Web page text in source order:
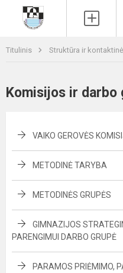
Titulinis Struktūra ir
Komisijos ir
VAIKO GEROVĖS
METODINĖ TARYBA
METODINĖS GRUPĖS
GIMNAZIJOS
PARENGIMUI DARBO GRUPĖ
PARAMOS PRIĖMIMO,